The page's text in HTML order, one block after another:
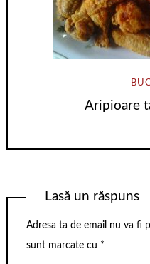
Aripioare
Lasă un răspuns
Adresa ta de email nu va fi
sunt marcate cu *